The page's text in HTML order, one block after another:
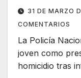
31 DE MARZO
COMENTARIOS
La Policía
joven como
homicidio tras